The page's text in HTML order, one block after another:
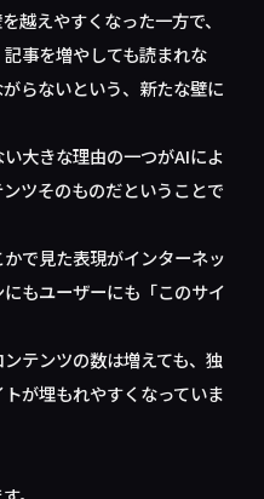
越えやすくなった一方で、
事を増やしても読まれな
らないという、新たな壁に
大きな理由の一つがAIによ
ツそのものだということで
で見た表現がインターネッ
もユーザーにも「このサイ
テンツの数は増えても、独
が埋もれやすくなっていま